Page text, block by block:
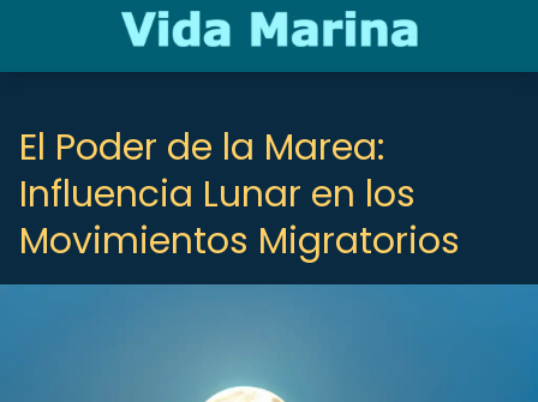
El Poder de la Marea:
Influencia Lunar en los
Movimientos Migratorios